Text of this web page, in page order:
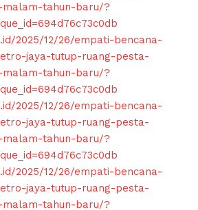
tahun-baru/?
2025/12/26/empati-bencana-
jaya-tutup-ruang-pesta-
tahun-baru/?
2025/12/26/empati-bencana-
jaya-tutup-ruang-pesta-
tahun-baru/?
2025/12/26/empati-bencana-
jaya-tutup-ruang-pesta-
tahun-baru/?